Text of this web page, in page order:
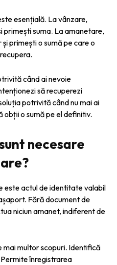
esențială. La vânzare,
primești suma. La amanetare,
primești o sumă pe care o
când ai nevoie
să recuperezi
potrivită când nu mai ai
obții o sumă pe el definitiv.
necesare
este actul de identitate valabil
Fără document de
niciun amanet, indiferent de
multor scopuri. Identifică
înregistrarea